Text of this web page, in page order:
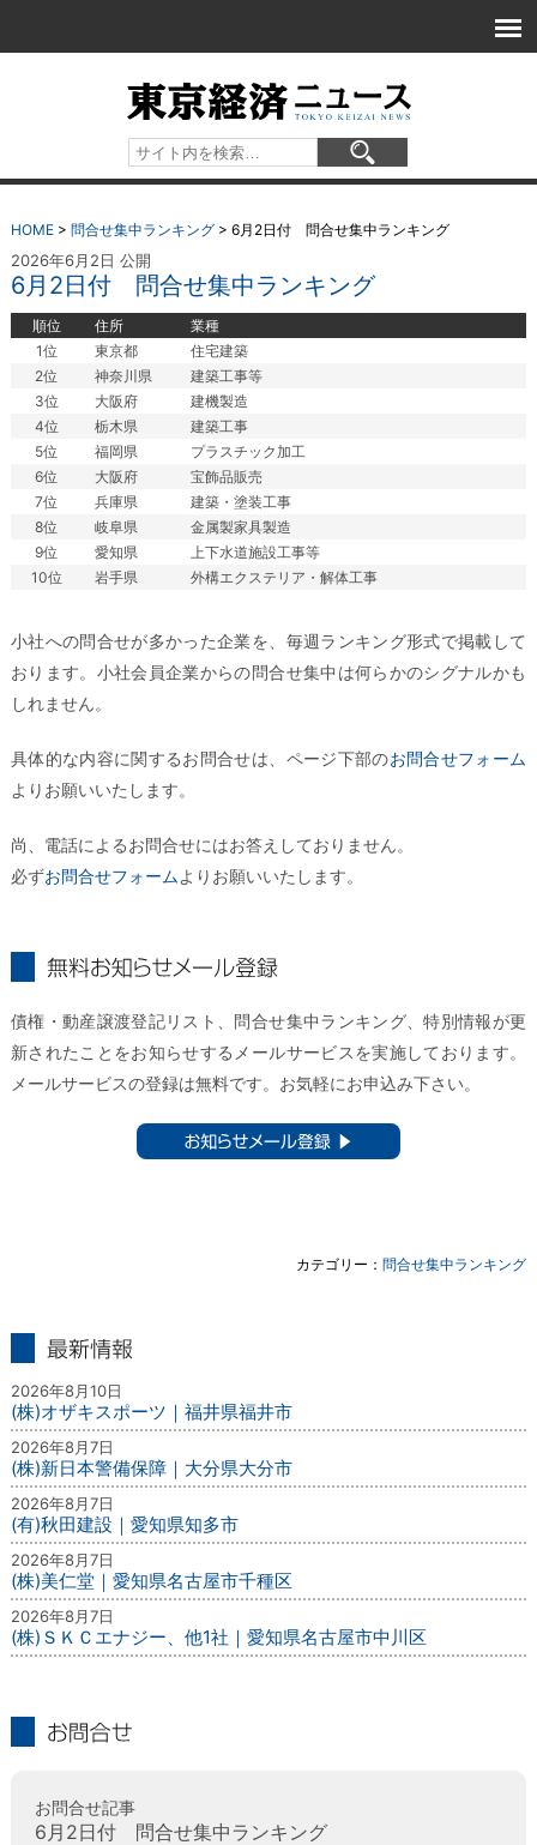
HOME> 問合せ集中ランキング> 6月2日付 問合せ集中ランキング
2026年6月2日 公開
6月2日付 問合せ集中ランキング
順位 住所
業種
1位
東京都
住宅建築
2位
神奈川県
建築工事等
3位
大阪府
建機製造
4位
栃木県
建築工事
5位
福岡県
プラスチック加工
6位
大阪府
宝飾品販売
7位
兵庫県
建築・塗装工事
8位
岐阜県
金属製家具製造
9位
愛知県
上下水道施設工事等
10位
岩手県 外構エクステリア・解体工事
小社への問合せが多かった企業を、毎週ランキング形式で掲載して
おります。小社会員企業からの問合せ集中は何らかのシグナルかも
しれません。
具体的な内容に関するお問合せは、ページ下部のお問合せフォーム
よりお願いいたします。
尚、電話によるお問合せにはお答えしておりません。
必ずお問合せフォームよりお願いいたします。
債権・動産譲渡登記リスト、問合せ集中ランキング、特別情報が更
新されたことをお知らせするメールサービスを実施しております。
メールサービスの登録は無料です。お気軽にお申込み下さい。
カテゴリー：問合せ集中ランキング
2026年8月10日
(株)オザキスポーツ｜福井県福井市
2026年8月7日
(株)新日本警備保障｜大分県大分市
2026年8月7日
(有)秋田建設｜愛知県知多市
2026年8月7日
(株)美仁堂｜愛知県名古屋市千種区
2026年8月7日
(株)ＳＫＣエナジー、他1社｜愛知県名古屋市中川区
お問合せ記事
6月2日付 問合せ集中ランキング